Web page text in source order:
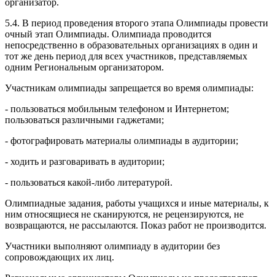
организатор.
5.4. В период проведения второго этапа Олимпиады провести
очный этап Олимпиады. Олимпиада проводится
непосредственно в образовательных организациях в один и
тот же день период для всех участников, представляемых
одним Региональным организатором.
Участникам олимпиады запрещается во время олимпиады:
- пользоваться мобильным телефоном и Интернетом;
пользоваться различными гаджетами;
- фотографировать материалы олимпиады в аудитории;
- ходить и разговаривать в аудитории;
- пользоваться какой-либо литературой.
Олимпиадные задания, работы учащихся и иные материалы, к
ним относящиеся не сканируются, не рецензируются, не
возвращаются, не рассылаются. Показ работ не производится.
Участники выполняют олимпиаду в аудитории без
сопровождающих их лиц.